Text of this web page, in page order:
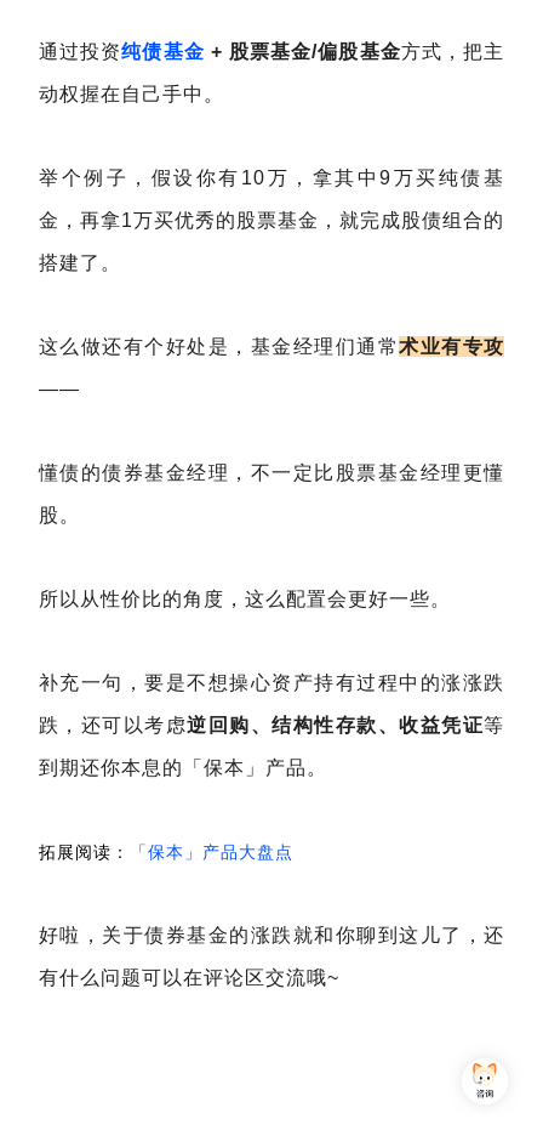
通过投资纯债基金 + 股票基金/偏股基金方式，把主
动权握在自己手中。
举个例子，假设你有10万，拿其中9万买纯债基
金，再拿1万买优秀的股票基金，就完成股债组合的
搭建了。
这么做还有个好处是，基金经理们通常术业有专攻
——
懂债的债券基金经理，不一定比股票基金经理更懂
股。
所以从性价比的角度，这么配置会更好一些。
补充一句，要是不想操心资产持有过程中的涨涨跌
跌，还可以考虑逆回购、结构性存款、收益凭证等
到期还你本息的「保本」产品。
拓展阅读： 「保本」产品大盘点
好啦，关于债券基金的涨跌就和你聊到这儿了，还
有什么问题可以在评论区交流哦~